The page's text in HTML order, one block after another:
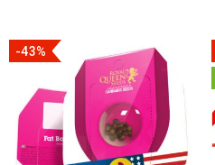
-43%